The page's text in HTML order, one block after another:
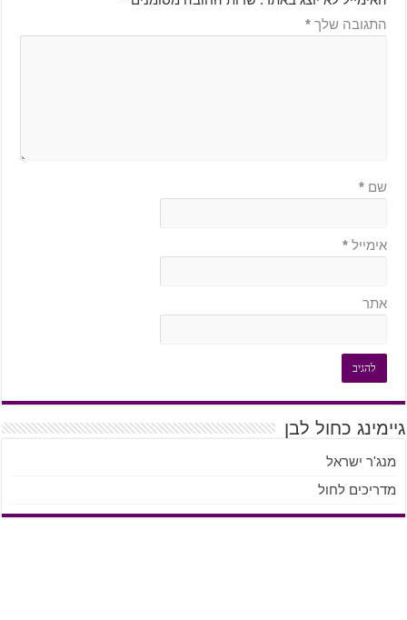
התגובה שלך *
שם *
אימייל *
אתר
גיימינג כחול לבן
מנג'ר ישראל
מדריכים לחול